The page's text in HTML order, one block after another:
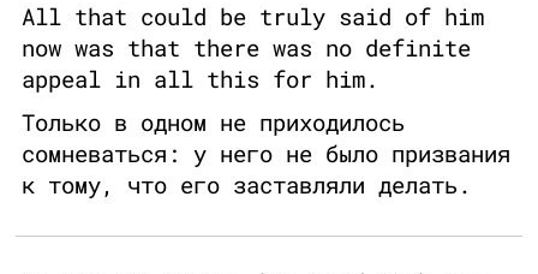
All that could be truly said of him
now was that there was no definite
appeal in all this for him.
Только в одном не приходилось
сомневаться: у него не было призвания
к тому, что его заставляли делать.